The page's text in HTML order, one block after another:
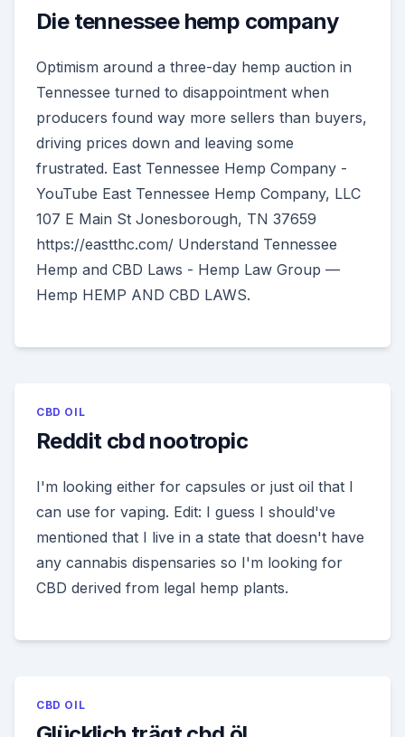
Die tennessee hemp company
Optimism around a three-day hemp auction in
Tennessee turned to disappointment when
producers found way more sellers than buyers,
driving prices down and leaving some
frustrated. East Tennessee Hemp Company -
YouTube East Tennessee Hemp Company, LLC
107 E Main St Jonesborough, TN 37659
https://eastthc.com/ Understand Tennessee
Hemp and CBD Laws - Hemp Law Group —
Hemp HEMP AND CBD LAWS.
CBD OIL
Reddit cbd nootropic
I'm looking either for capsules or just oil that I
can use for vaping. Edit: I guess I should've
mentioned that I live in a state that doesn't have
any cannabis dispensaries so I'm looking for
CBD derived from legal hemp plants.
CBD OIL